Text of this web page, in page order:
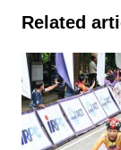
Related